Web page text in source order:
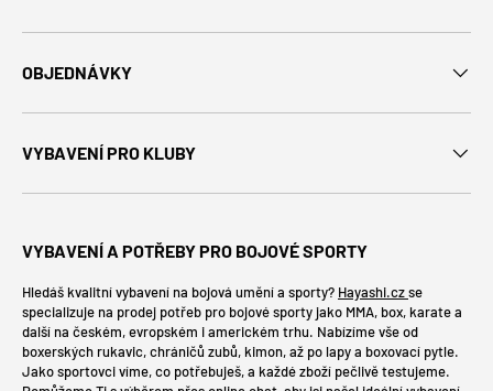
OBJEDNÁVKY
VYBAVENÍ PRO KLUBY
VYBAVENÍ A POTŘEBY PRO BOJOVÉ SPORTY
Hledáš kvalitní vybavení na bojová umění a sporty? Hayashi.czse
specializuje na prodej potřeb pro bojové sporty jako MMA, box, karate a
další na českém, evropském i americkém trhu. Nabízíme vše od
boxerských rukavic, chráničů zubů, kimon, až po lapy a boxovací pytle.
Jako sportovci víme, co potřebuješ, a každé zboží pečlivě testujeme.